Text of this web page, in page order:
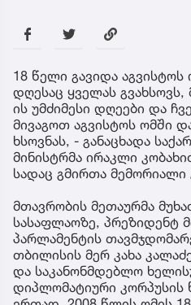
18 წელი გავიდა
დღესაც ყველას
ის უმძიმესი დღეები და
მივაგოთ აგვისტოს ომში
ხსოვნას, - განაცხადა
მინისტრმა ირაკლი
სადაც გმირთა მემორიალი
მთავრობის მეთაურმა
სასაფლაოზე, პრეზიდენტ
პარლამენტის
თბილისის მერ კახა
და საკანონმდებლო
დიპლომატიური კორპუსის